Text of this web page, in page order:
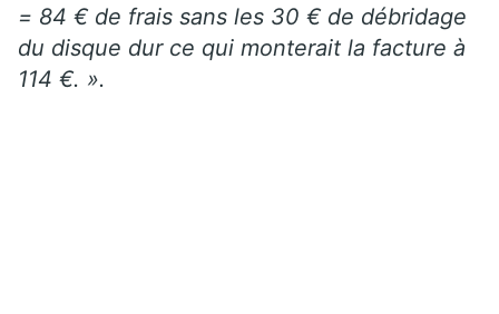
= 84 € de frais sans les 30 € de débridage
du disque dur ce qui monterait la facture à
114 €. ».